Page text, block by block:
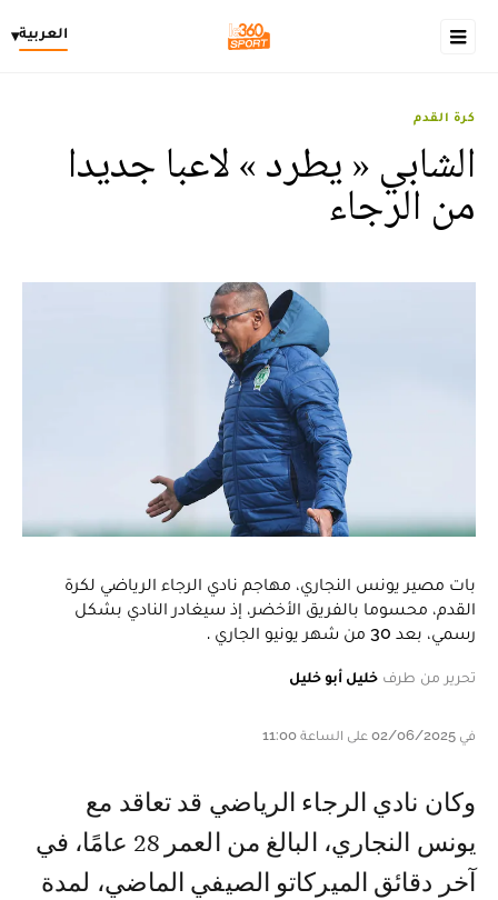
العربية▾
كرة القدم
الشابي « يطرد » لاعبا جديدا
من الرجاء
بات مصير يونس النجاري، مهاجم نادي الرجاء الرياضي لكرة
القدم، محسوما بالفريق الأخضر، إذ سيغادر النادي بشكل
رسمي، بعد 30 من شهر يونيو الجاري .
تحرير من طرف خليل أبو خليل
في 02/06/2025 على الساعة 11:00
وكان نادي الرجاء الرياضي قد تعاقد مع
يونس النجاري، البالغ من العمر 28 عامًا، في
آخر دقائق الميركاتو الصيفي الماضي، لمدة